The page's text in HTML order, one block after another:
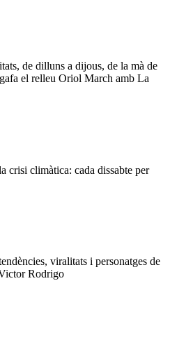
de dilluns a dijous, de la mà de
el relleu Oriol March amb La
crisi climàtica: cada dissabte per
viralitats i personatges de
Rodrigo